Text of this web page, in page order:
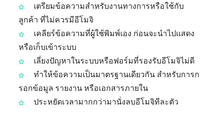
เตรียมข้อความสำหรับงานทางการหรือใช้กับ
ลูกค้า ที่ไม่ควรมีอีโมจิ
เคลียร์ข้อความที่ผู้ใช้พิมพ์เอง ก่อนจะนำไปแสดง
หรือเก็บเข้าระบบ
เลี่ยงปัญหาในระบบหรือฟอร์มที่รองรับอีโมจิไม่ดี
ทำให้ข้อความเป็นมาตรฐานเดียวกัน สำหรับการก
รอกข้อมูล รายงาน หรือเอกสารภายใน
ประหยัดเวลามากกว่ามานั่งลบอีโมจิทีละตัว